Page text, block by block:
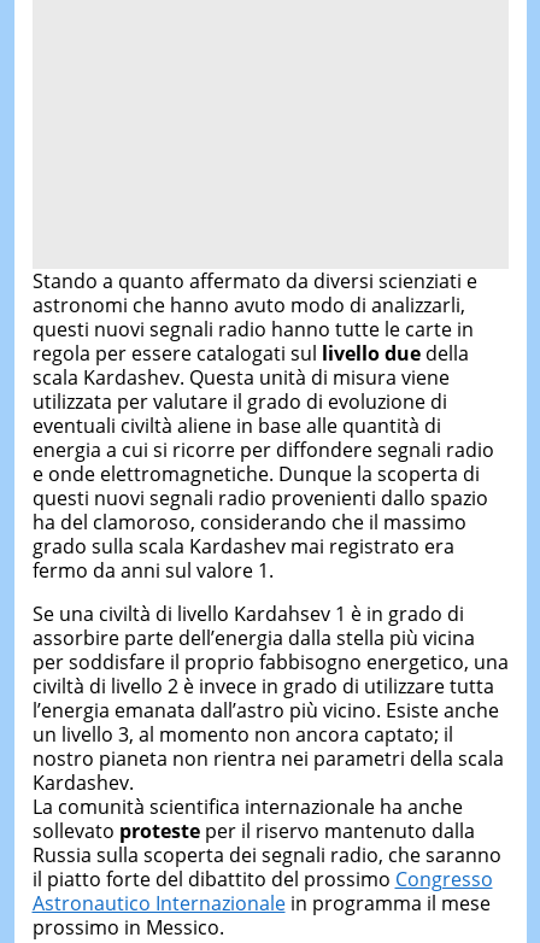
Stando a quanto affermato da diversi scienziati e
astronomi che hanno avuto modo di analizzarli,
questi nuovi segnali radio hanno tutte le carte in
regola per essere catalogati sul livello duedella
scala Kardashev. Questa unità di misura viene
utilizzata per valutare il grado di evoluzione di
eventuali civiltà aliene in base alle quantità di
energia a cui si ricorre per diffondere segnali radio
e onde elettromagnetiche. Dunque la scoperta di
questi nuovi segnali radio provenienti dallo spazio
ha del clamoroso, considerando che il massimo
grado sulla scala Kardashev mai registrato era
fermo da anni sul valore 1.
Se una civiltà di livello Kardahsev 1 è in grado di
assorbire parte dell’energia dalla stella più vicina
per soddisfare il proprio fabbisogno energetico, una
civiltà di livello 2 è invece in grado di utilizzare tutta
l’energia emanata dall’astro più vicino. Esiste anche
un livello 3, al momento non ancora captato; il
nostro pianeta non rientra nei parametri della scala
Kardashev.
La comunità scientifica internazionale ha anche
sollevato protesteper il riservo mantenuto dalla
Russia sulla scoperta dei segnali radio, che saranno
il piatto forte del dibattito del prossimo Congresso
Astronautico Internazionale in programma il mese
prossimo in Messico.